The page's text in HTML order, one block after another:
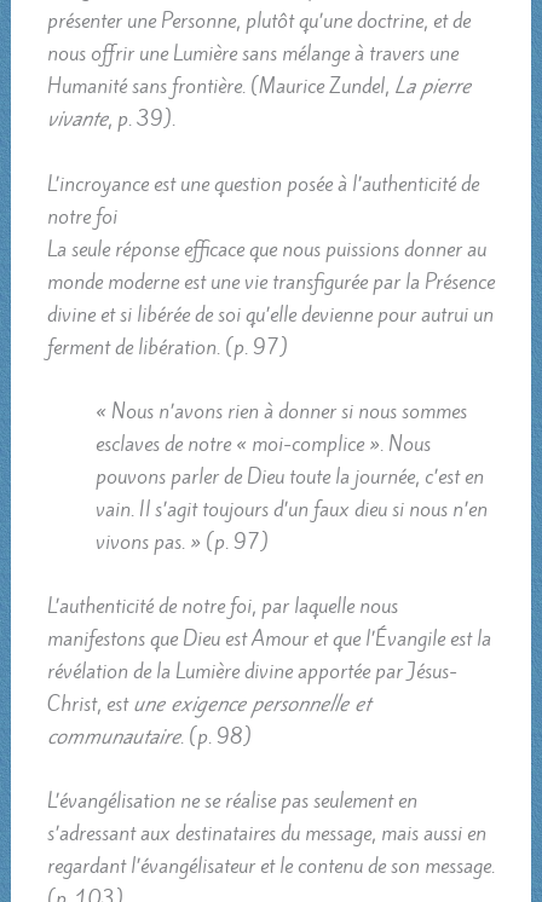
présenter une Personne, plutôt qu’une doctrine, et de
nous offrir une Lumière sans mélange à travers une
Humanité sans frontière. (Maurice Zundel, La pierre
vivante, p. 39).
L’incroyance est une question posée à l’authenticité de
notre foi
La seule réponse efficace que nous puissions donner au
monde moderne est une vie transfigurée par la Présence
divine et si libérée de soi qu’elle devienne pour autrui un
ferment de libération. (p. 97)
« Nous n’avons rien à donner si nous sommes
esclaves de notre « moi-complice ». Nous
pouvons parler de Dieu toute la journée, c’est en
vain. Il s’agit toujours d’un faux dieu si nous n’en
vivons pas. » (p. 97)
L’authenticité de notre foi, par laquelle nous
manifestons que Dieu est Amour et que l’Évangile est la
révélation de la Lumière divine apportée par Jésus-
Christ, estune exigence personnelle et
communautaire. (p. 98)
L’évangélisation ne se réalise pas seulement en
s’adressant aux destinataires du message, mais aussi en
regardant l’évangélisateur et le contenu de son message.